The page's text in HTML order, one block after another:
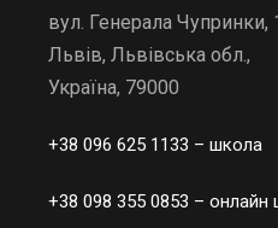
вул. Генерала Чупринки,
Львів, Львівська обл.,
Україна, 79000
+38 096 625 1133 – школа
+38 098 355 0853 – онлайн